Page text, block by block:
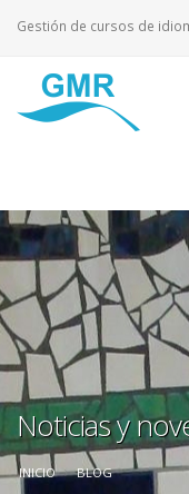
Gestión de cursos de
Noticias y
INICIO BLOG